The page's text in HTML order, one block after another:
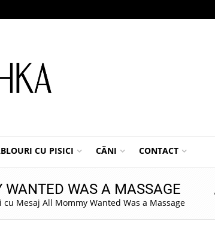
CU PISICI CĂNI CONTACT
WAS A MASSAGE
cu Mesaj All Mommy Wanted Was a Massage